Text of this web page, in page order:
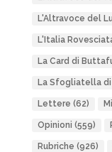
L'Altravoce del
L'Italia
La Card di
La Sfogliatella di
Lettere (62)
Opinioni (559)
Rubriche (926)